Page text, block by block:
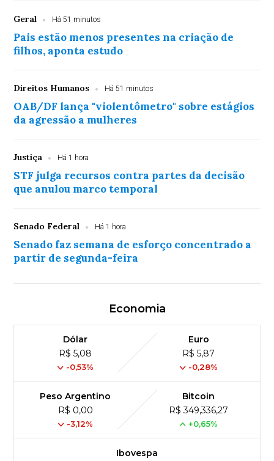
Geral Há 51 minutos
Pais estão menos presentes na criação de
filhos, aponta estudo
Direitos Humanos Há 51 minutos
OAB/DF lança "violentômetro" sobre estágios
da agressão a mulheres
Justiça Há 1 hora
STF julga recursos contra partes da decisão
que anulou marco temporal
Senado Federal Há 1 hora
Senado faz semana de esforço concentrado a
partir de segunda-feira
Economia
Dólar
R$ 5,08
-0,53%
Euro
R$ 5,87
-0,28%
Peso Argentino
R$ 0,00
-3,12%
Bitcoin
R$ 349,336,27
+0,65%
Ibovespa